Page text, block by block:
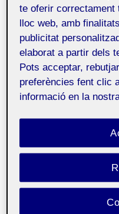
ciudad de Barcelona
para estimular la
digital. En estas
debatirá sobre las
implican los avances
humanista.
El programa presenta
actividades familiares
tecnología para
y fomentar el
año, la Mobile Week
las ciudades deGirona,
te oferir correctament
lloc web, amb
publicitat
elaborat a partir dels
Pots acceptar,
preferències fent clic
informació en la